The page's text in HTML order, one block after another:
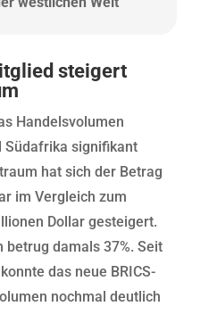
steigert
Handelsvolumen
Südafrika signifikant
hat sich der Betrag
im Vergleich zum
Dollar gesteigert.
betrug damals 37%. Seit
das neue BRICS-
nochmal deutlich